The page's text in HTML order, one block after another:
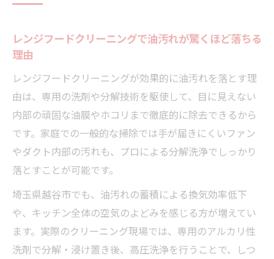
レンジフードクリーニングで油汚れが驚くほど落ちる
理由
レンジフードクリーニングが効果的に油汚れを落とす理
由は、専用の洗剤や分解技術を駆使して、目に見えない
内部の頑固な油膜やホコリまで徹底的に除去できるから
です。家庭での一般的な掃除では手が届きにくいファン
やダクト内部の汚れも、プロによる分解洗浄でしっかり
落とすことが可能です。
埼玉県越谷市でも、油汚れの蓄積による換気効率低下
や、キッチン全体の空気のよどみを感じる方が増えてい
ます。実際のクリーニング現場では、専用のアルカリ性
洗剤で分解・浸け置き後、高圧洗浄を行うことで、しつ